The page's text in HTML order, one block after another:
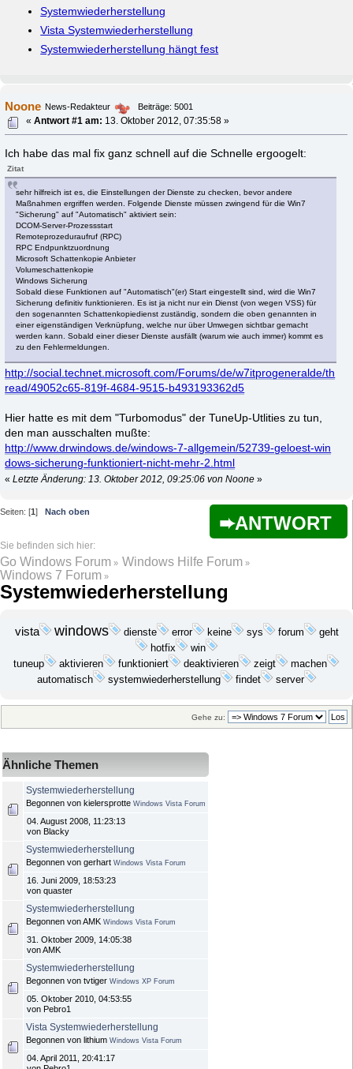
Systemwiederherstellung
Vista Systemwiederherstellung
Systemwiederherstellung hängt fest
Noone News-Redakteur
Beiträge: 5001
«Antwort #1 am: 13. Oktober 2012, 07:35:58 »
Ich habe das mal fix ganz schnell auf die Schnelle ergoogelt:
Zitat
sehr hilfreich ist es, die Einstellungen der Dienste zu checken, bevor andere
Maßnahmen ergriffen werden. Folgende Dienste müssen zwingend für die Win7
"Sicherung" auf "Automatisch" aktiviert sein:
DCOM-Server-Prozessstart
Remoteprozeduraufruf (RPC)
RPC Endpunktzuordnung
Microsoft Schattenkopie Anbieter
Volumeschattenkopie
Windows Sicherung
Sobald diese Funktionen auf "Automatisch"(er) Start eingestellt sind, wird die Win7
Sicherung definitiv funktionieren. Es ist ja nicht nur ein Dienst (von wegen VSS) für
den sogenannten Schattenkopiedienst zuständig, sondern die oben genannten in
einer eigenständigen Verknüpfung, welche nur über Umwegen sichtbar gemacht
werden kann. Sobald einer dieser Dienste ausfällt (warum wie auch immer) kommt es
zu den Fehlermeldungen.
http://social.technet.microsoft.com/Forums/de/w7itprogeneralde/th
read/49052c65-819f-4684-9515-b493193362d5
Hier hatte es mit dem "Turbomodus" der TuneUp-Utlities zu tun,
den man ausschalten mußte:
http://www.drwindows.de/windows-7-allgemein/52739-geloest-win
dows-sicherung-funktioniert-nicht-mehr-2.html
«Letzte Änderung: 13. Oktober 2012, 09:25:06 von Noone »
ANTWORT
Seiten: [1 ] Nach oben
Go Windows Forum » Windows Hilfe Forum »
Windows 7 Forum »
Systemwiederherstellung
vista windows dienste error keine sys forum geht
hotfix win
tuneup aktivieren funktioniert deaktivieren zeigt
machen
automatisch
systemwiederherstellung findet server
Gehe zu:
Ähnliche Themen
Systemwiederherstellung
Begonnen von kielersprotte Windows Vista Forum
04. August 2008, 11:23:13
von Blacky
Systemwiederherstellung
Begonnen von gerhart Windows Vista Forum
16. Juni 2009, 18:53:23
von quaster
Systemwiederherstellung
Begonnen von AMK Windows Vista Forum
31. Oktober 2009, 14:05:38
von AMK
Systemwiederherstellung
Begonnen von tvtiger Windows XP Forum
05. Oktober 2010, 04:53:55
von Pebro1
Vista Systemwiederherstellung
Begonnen von lithium Windows Vista Forum
04. April 2011, 20:41:17